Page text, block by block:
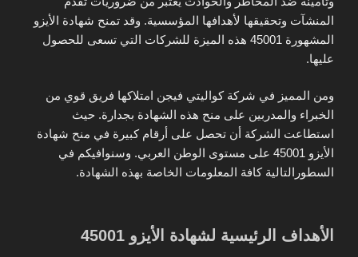
المنشآت وتحقيقها لأهدافها المؤسسية. وقد تمنح شهادة الأيزو
المشهورة 45001 هذه الميزة للشركات التي تسعى للحصول
عليها.
ومن المميز في شركة كواليتي فيجن امتلاكها فريق قوي من
الخبراء والمدربين على منح هذه الشهادة بجدارة. حيث
استطاعت الشركة أن تحصل على أرقام كبيرة في منح شهادة
الأيزو 45001 على مستوى الوطن العربي. وسنوافيكم في
السطورالتالية كافة المعلومات الخاصة بهذه الشهادة.
الأهداف الرئيسية لشهادة الأيزو 45001